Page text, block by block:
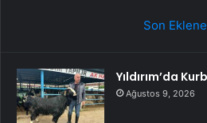
Son
Yıldırım’da
Ağustos 9, 2026